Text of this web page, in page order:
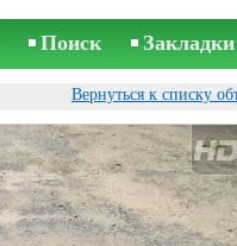
Поиск Закладки
Вернуться к списку